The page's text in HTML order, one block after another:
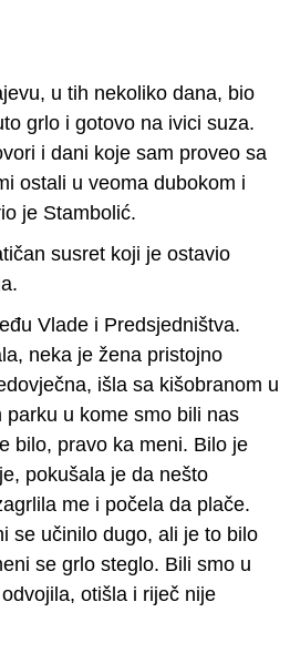
u tih nekoliko dana, bio
grlo i gotovo na ivici suza.
i dani koje sam proveo sa
ostali u veoma dubokom i
je Stambolić.
susret koji je ostavio
Vlade i Predsjedništva.
neka je žena pristojno
išla sa kišobranom u
u kome smo bili nas
bilo, pravo ka meni. Bilo je
pokušala je da nešto
me i počela da plače.
se učinilo dugo, ali je to bilo
se grlo steglo. Bili smo u
otišla i riječ nije